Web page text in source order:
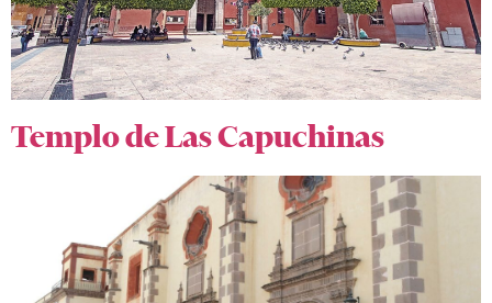
Templo de Las Capuchinas